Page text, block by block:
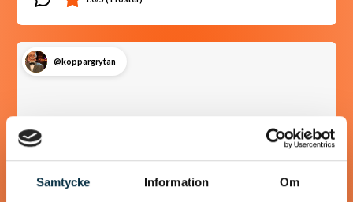
Samtycke Information Om
@koppargrytan